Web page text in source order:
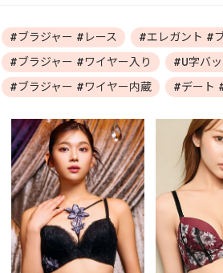
#ブラジャー #レース
#エレガント #
#ブラジャー #ワイヤー入り
#U字バ
#ブラジャー #ワイヤー内蔵
#デート